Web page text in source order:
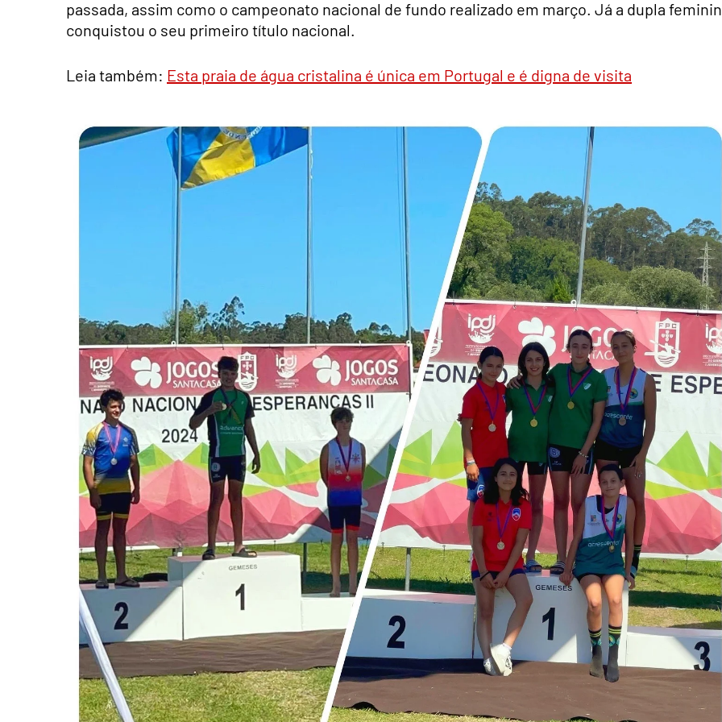
passada, assim como o campeonato nacional de fundo realizado em março. Já a dupla
conquistou o seu primeiro título nacional.
Leia também: Esta praia de água cristalina é única em Portugal e é digna de visita